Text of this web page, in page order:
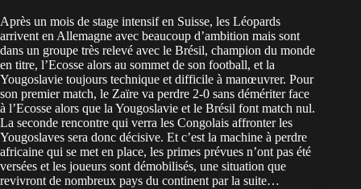
Après un mois de stage intensif en Suisse, les Léopards
arrivent en Allemagne avec beaucoup d’ambition mais sont
dans un groupe très relevé avec le Brésil, champion du monde
en titre, l’Ecosse alors au sommet de son football, et la
Yougoslavie toujours technique et difficile à manœuvrer. Pour
son premier match, le Zaïre va perdre 2-0 sans démériter face
à l’Ecosse alors que la Yougoslavie et le Brésil font match nul.
La seconde rencontre qui verra les Congolais affronter les
Yougoslaves sera donc décisive. Et c’est la machine à perdre
africaine qui se met en place, les primes prévues n’ont pas été
versées et les joueurs sont démobilisés, une situation que
revivront de nombreux pays du continent par la suite…